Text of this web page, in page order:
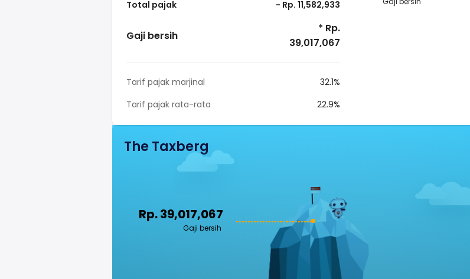
Total pajak - Rp. 11,582,933
Gaji bersih
* Rp.
39,017,067
Tarif pajak marjinal
32.1%
Tarif pajak rata-rata
22.9%
The Taxberg
Rp. 39,017,067
Gaji bersih